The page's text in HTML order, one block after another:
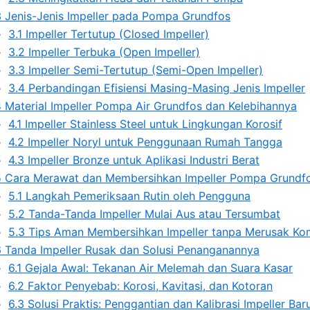
Jenis-Jenis Impeller pada Pompa Grundfos
3.1 Impeller Tertutup (Closed Impeller)
3.2 Impeller Terbuka (Open Impeller)
3.3 Impeller Semi-Tertutup (Semi-Open Impeller)
3.4 Perbandingan Efisiensi Masing-Masing Jenis Impeller
Material Impeller Pompa Air Grundfos dan Kelebihannya
4.1 Impeller Stainless Steel untuk Lingkungan Korosif
4.2 Impeller Noryl untuk Penggunaan Rumah Tangga
4.3 Impeller Bronze untuk Aplikasi Industri Berat
Cara Merawat dan Membersihkan Impeller Pompa
5.1 Langkah Pemeriksaan Rutin oleh Pengguna
5.2 Tanda-Tanda Impeller Mulai Aus atau Tersumbat
5.3 Tips Aman Membersihkan Impeller tanpa Merusak
Tanda Impeller Rusak dan Solusi Penanganannya
6.1 Gejala Awal: Tekanan Air Melemah dan Suara Kasar
6.2 Faktor Penyebab: Korosi, Kavitasi, dan Kotoran
6.3 Solusi Praktis: Penggantian dan Kalibrasi Impeller